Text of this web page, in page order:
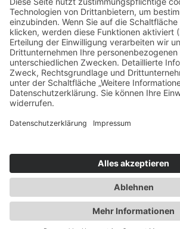
Bücher, Karten &
Ihre Anreise
Wetter
Links
Datenschutz
Reiseoasen.de
©2026 Internet-Service-Community|